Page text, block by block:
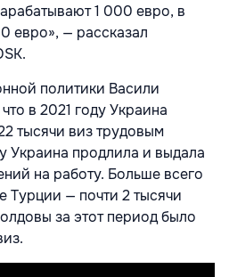
1 000 евро, в
евро», — рассказал
политики Васили
в 2021 году Украина
тысячи виз трудовым
Украина продлила и выдала
на работу. Больше всего
Турции — почти 2 тысячи
за этот период было